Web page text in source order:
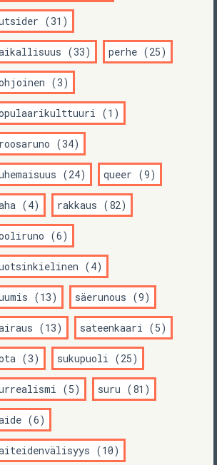
(31)
(33) perhe (25)
(3)
(1)
(34)
(24) queer (9)
(4) rakkaus (82)
(6)
(4)
(13) säerunous (9)
(13) sateenkaari (5)
(3) sukupuoli (25)
(5) suru (81)
(6)
(10)